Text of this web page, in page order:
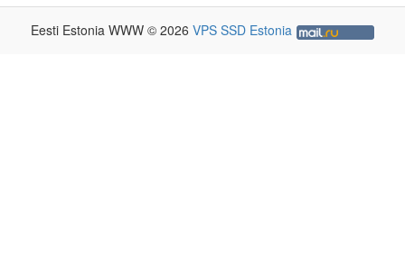
Eesti Estonia WWW © 2026 VPS SSD Estonia